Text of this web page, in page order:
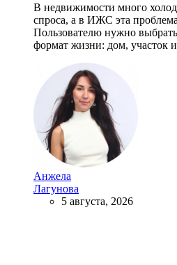
В недвижимости много
спроса, а в ИЖС эта
Пользователю нужно
формат жизни: дом, участок
Анжела
Лагунова
5 августа, 2026